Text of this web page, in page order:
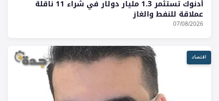
أدنوك تستثمر 1.3 مليار دولار في شراء 11 ناقلة
عملاقة للنفط والغاز
07/08/2026
اقتصاد